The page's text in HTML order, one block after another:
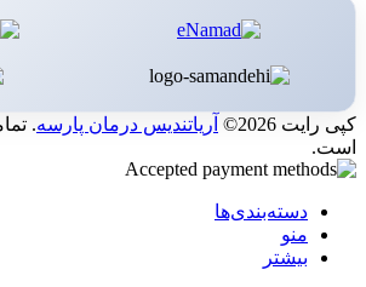
کپی رایت 2026© آریاتندیس درمان پارسه.
است.
دسته‌بندی‌ها
منو
بیشتر